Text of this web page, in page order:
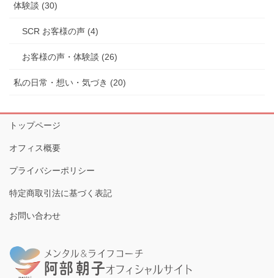
体験談 (30)
SCR お客様の声 (4)
お客様の声・体験談 (26)
私の日常・想い・気づき (20)
トップページ
オフィス概要
プライバシーポリシー
特定商取引法に基づく表記
お問い合わせ